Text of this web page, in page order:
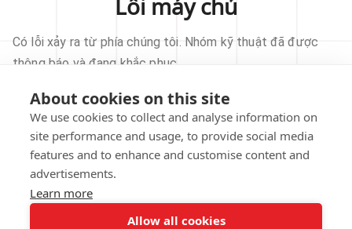
About cookies on this site
We use cookies to collect and analyse information on
site performance and usage, to provide social media
features and to enhance and customise content and
advertisements.
Learn more
Allow all cookies
Lỗi máy chủ
Có lỗi xảy ra từ phía chúng tôi. Nhóm kỹ thuật đã được
thông báo và đang khắc phục.
THỬ LẠI
VỀ TRANG CHỦ